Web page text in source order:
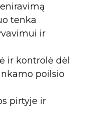
tenka
ir
ir kontrolė dėl
poilsio
pirtyje ir